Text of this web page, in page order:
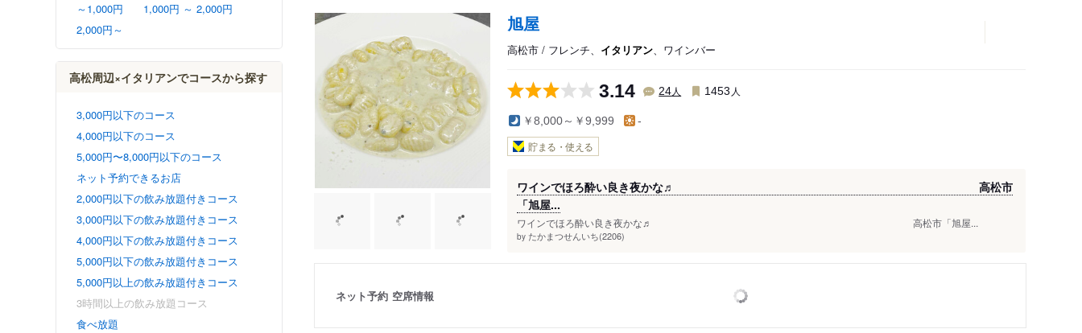
～1,000円
1,000円 ～ 2,000円
2,000円～
高松周辺×イタリアンでコースから探す
3,000円以下のコース
4,000円以下のコース
5,000円〜8,000円以下のコース
ネット予約できるお店
2,000円以下の飲み放題付きコース
3,000円以下の飲み放題付きコース
4,000円以下の飲み放題付きコース
5,000円以下の飲み放題付きコース
5,000円以上の飲み放題付きコース
3時間以上の飲み放題コース
食べ放題
旭屋
高松市 / フレンチ、 イタリアン、ワインバー
3.14 24人 1453 人
￥8,000～￥9,999 -
貯まる・使える
ワインでほろ酔い良き夜かな♬ 高松市
「旭屋...
ワインでほろ酔い良き夜かな♬ 高松市「旭屋...
by たかまつせんいち(2206)
ネット予約 空席情報